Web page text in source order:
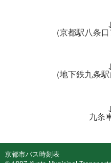
↓
(京都駅八条
(地下鉄九条
↓
九条
京都市バス時刻表